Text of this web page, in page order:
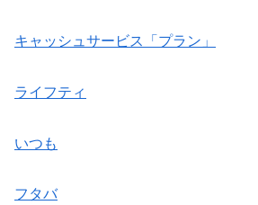
キャッシュサービス「プラン」
ライフティ
いつも
フタバ